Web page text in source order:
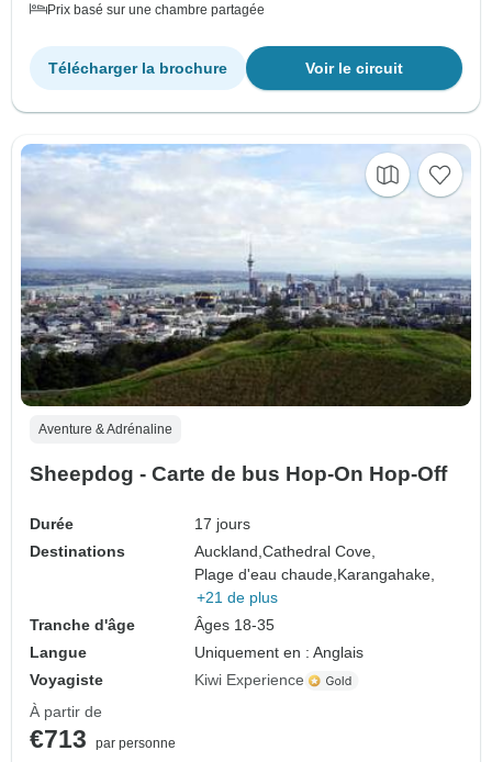
Prix basé sur une chambre partagée
Voir le circuit
Télécharger la brochure
Aventure & Adrénaline
Sheepdog - Carte de bus Hop-On Hop-Off
Durée
17 jours
Destinations
Auckland,Cathedral Cove,
Plage d'eau chaude, Karangahake,
+21 de plus
Tranche d'âge
Âges 18-35
Langue
Uniquement en : Anglais
Voyagiste
Kiwi Experience
À partir de
€713
par personne